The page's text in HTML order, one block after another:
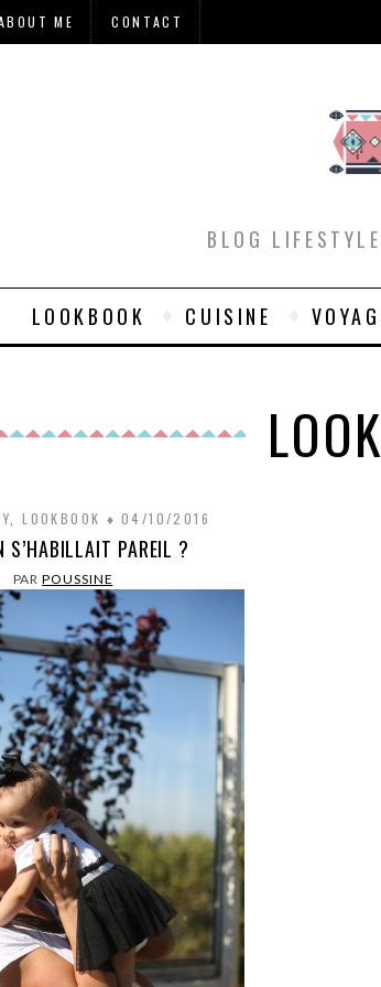
ME CONTACT
BLOG
LOOKBOOK CUISINE
,LOOKBOOK 04/10/2016
S’HABILLAIT PAREIL ?
PARPOUSSINE